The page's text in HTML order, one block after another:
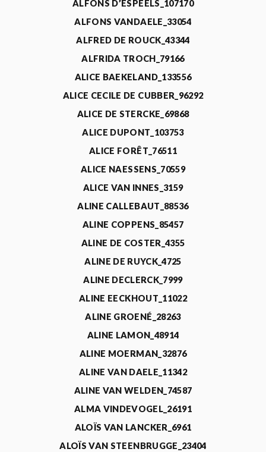
ALFONS D’ESPEELS_107170
ALFONS VANDAELE_33054
ALFRED DE ROUCK_43344
ALFRIDA TROCH_79166
ALICE BAEKELAND_133556
ALICE CECILE DE CUBBER_96292
ALICE DE STERCKE_69868
ALICE DUPONT_103753
ALICE FORÊT_76511
ALICE NAESSENS_70559
ALICE VAN INNES_3159
ALINE CALLEBAUT_88536
ALINE COPPENS_85457
ALINE DE COSTER_4355
ALINE DE RUYCK_4725
ALINE DECLERCK_7999
ALINE EECKHOUT_11022
ALINE GROENÉ_28263
ALINE LAMON_48914
ALINE MOERMAN_32876
ALINE VAN DAELE_11342
ALINE VAN WELDEN_74587
ALMA VINDEVOGEL_26191
ALOÏS VAN LANCKER_6961
ALOÏS VAN STEENBRUGGE_23404